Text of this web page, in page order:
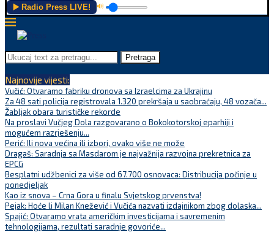
▶️ Radio Press LIVE! 🔊
Pretraga
Najnovije vijesti:
Vučić: Otvaramo fabriku dronova sa Izraelcima za Ukrajinu
Za 48 sati policija registrovala 1.320 prekršaja u saobraćaju, 48 vozača...
Žabljak obara turističke rekorde
Na proslavi Vučjeg Dola razgovarano o Bokokotorskoj eparhiji i
mogućem razrješenju...
Perić: Ili nova većina ili izbori, ovako više ne može
Dragaš: Saradnja sa Masdarom je najvažnija razvojna prekretnica za
EPCG
Besplatni udžbenici za više od 67.700 osnovaca: Distribucija počinje u
ponedjeljak
Kao iz snova – Crna Gora u finalu Svjetskog prvenstva!
Pejak: Hoće li Milan Knežević i Vučića nazvati izdajnikom zbog dolaska...
Spajić: Otvaramo vrata američkim investicijama i savremenim
tehnologijama, rezultati saradnje govoriće...